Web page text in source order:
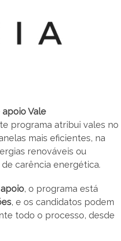
Vale
programa atribui vales no
mais eficientes, na
renováveis ou
carência energética.
, o programa está
, e os candidatos podem
todo o processo, desde